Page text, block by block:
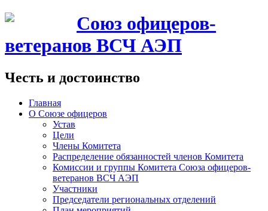
Союз офицеров-
ветеранов ВСЧ АЭП
Честь и достоинство
Главная
О Союзе офицеров
Устав
Цели
Члены Комитета
Распределение обязанностей членов Комитета
Комиссии и группы Комитета Союза офицеров-
ветеранов ВСЧ АЭП
Участники
Председатели региональных отделений